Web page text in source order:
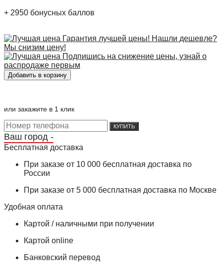
+ 2950 бонусных баллов
Гарантия лучшей цены! Нашли дешевле?
Мы снизим цену!
Подпишись на снижение цены, узнай о
распродаже первым
или закажите в 1 клик
КУПИТЬ
Ваш город -
Бесплатная доставка
При заказе от 10 000 бесплатная доставка по
России
При заказе от 5 000 бесплатная доставка по Москве
Удобная оплата
Картой / наличными при получении
Картой online
Банковский перевод